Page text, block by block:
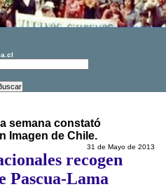
semana constató
Imagen de Chile.
31 de Mayo de 2013
recogen
Pascua-Lama